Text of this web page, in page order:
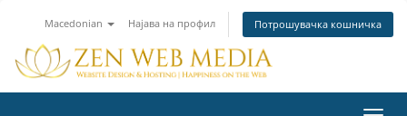
Macedonian Најава на профил Потрошувачка кошничка